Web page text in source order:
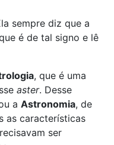
sempre diz que a
é de tal signo e lê
, que é uma
aster. Desse
a Astronomia, de
as características
ser